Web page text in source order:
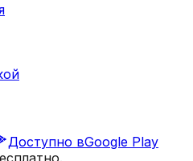
Доступно вGoogle Play